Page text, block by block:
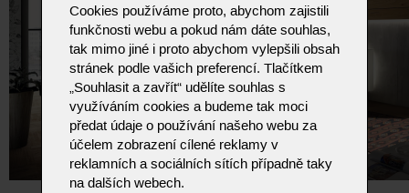
Cookies používáme proto, abychom zajistili
funkčnosti webu a pokud nám dáte souhlas,
tak mimo jiné i proto abychom vylepšili obsah
stránek podle vašich preferencí. Tlačítkem
„Souhlasit a zavřít“ udělíte souhlas s
využíváním cookies a budeme tak moci
předat údaje o používání našeho webu za
účelem zobrazení cílené reklamy v
reklamních a sociálních sítích případně taky
na dalších webech.